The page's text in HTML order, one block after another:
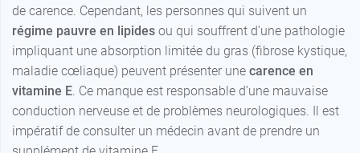
de carence. Cependant, les personnes qui suivent un
régime pauvre en lipides ou qui souffrent d’une pathologie
impliquant une absorption limitée du gras (fibrose kystique,
maladie cœliaque) peuvent présenter une carence en
vitamine E. Ce manque est responsable d’une mauvaise
conduction nerveuse et de problèmes neurologiques. Il est
impératif de consulter un médecin avant de prendre un